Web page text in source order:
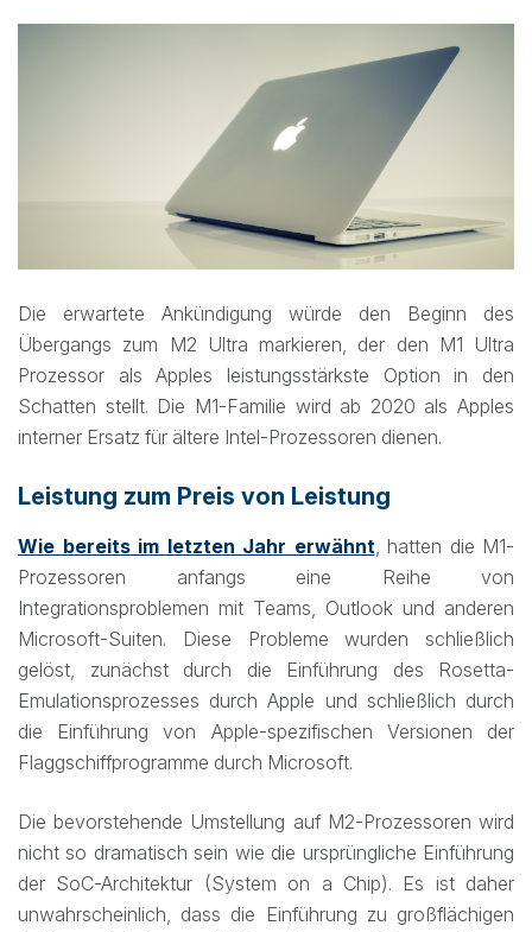
Die erwartete Ankündigung würde den Beginn des
Übergangs zum M2 Ultra markieren, der den M1 Ultra
Prozessor als Apples leistungsstärkste Option in den
Schatten stellt. Die M1-Familie wird ab 2020 als Apples
interner Ersatz für ältere Intel-Prozessoren dienen.
Leistung zum Preis von Leistung
Wie bereits im letzten Jahr erwähnt, hatten die M1-
Prozessoren anfangs eine Reihe von
Integrationsproblemen mit Teams, Outlook und anderen
Microsoft-Suiten. Diese Probleme wurden schließlich
gelöst, zunächst durch die Einführung des Rosetta-
Emulationsprozesses durch Apple und schließlich durch
die Einführung von Apple-spezifischen Versionen der
Flaggschiffprogramme durch Microsoft.
Die bevorstehende Umstellung auf M2-Prozessoren wird
nicht so dramatisch sein wie die ursprüngliche Einführung
der SoC-Architektur (System on a Chip). Es ist daher
unwahrscheinlich, dass die Einführung zu großflächigen